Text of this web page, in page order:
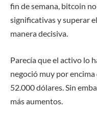
fin de semana, bitcoin
significativas y superar
manera decisiva.
Parecía que el activo lo
negoció muy por encima
52.000 dólares. Sin
más aumentos.